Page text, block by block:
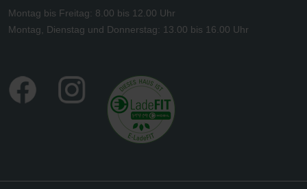
Montag bis Freitag: 8.00 bis 12.00 Uhr
Montag, Dienstag und Donnerstag: 13.00 bis 16.00 Uhr